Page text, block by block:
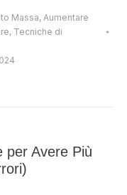
Massa, Aumentare
, Tecniche di
per Avere Più